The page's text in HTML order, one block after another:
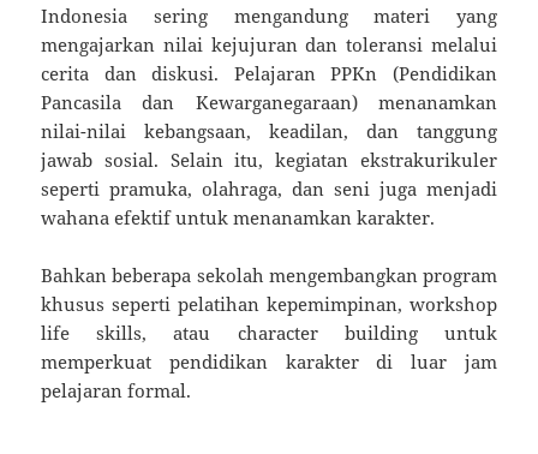
Indonesia sering mengandung materi yang
mengajarkan nilai kejujuran dan toleransi melalui
cerita dan diskusi. Pelajaran PPKn (Pendidikan
Pancasila dan Kewarganegaraan) menanamkan
nilai-nilai kebangsaan, keadilan, dan tanggung
jawab sosial. Selain itu, kegiatan ekstrakurikuler
seperti pramuka, olahraga, dan seni juga menjadi
wahana efektif untuk menanamkan karakter.
Bahkan beberapa sekolah mengembangkan program
khusus seperti pelatihan kepemimpinan, workshop
life skills, atau character building untuk
memperkuat pendidikan karakter di luar jam
pelajaran formal.